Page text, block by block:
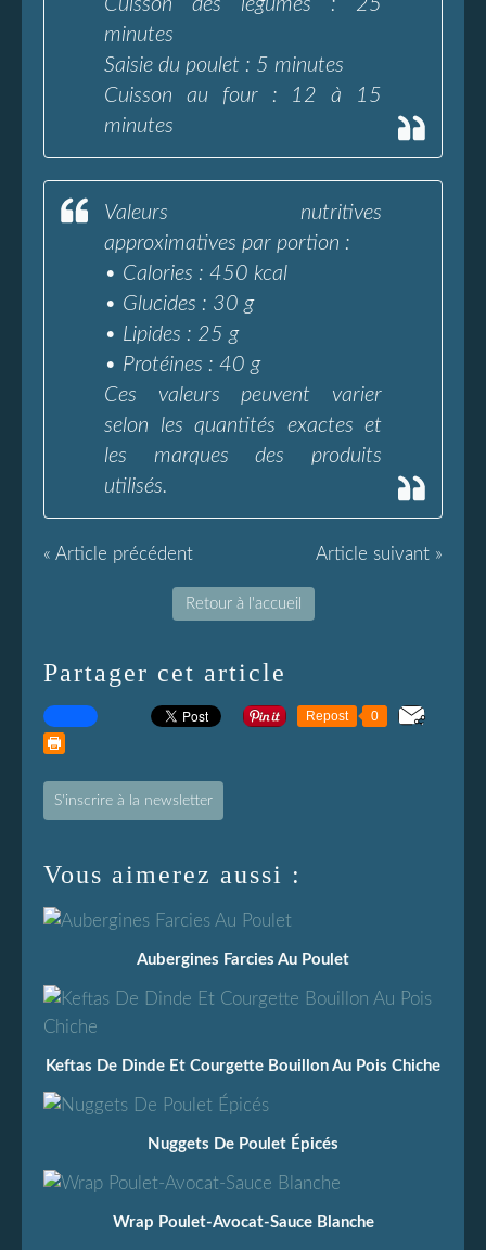
Cuisson des légumes : 25
minutes
Saisie du poulet : 5 minutes
Cuisson au four : 12 à 15
minutes
Valeurs nutritives
approximatives par portion :
• Calories : 450 kcal
• Glucides : 30 g
• Lipides : 25 g
• Protéines : 40 g
Ces valeurs peuvent varier
selon les quantités exactes et
les marques des produits
utilisés.
« Article précédent Article suivant »
Retour à l'accueil
Partager cet article
Repost 0
S'inscrire à la newsletter
Vous aimerez aussi :
Aubergines Farcies Au Poulet
Keftas De Dinde Et Courgette Bouillon Au Pois Chiche
Nuggets De Poulet Épicés
Wrap Poulet-Avocat-Sauce Blanche